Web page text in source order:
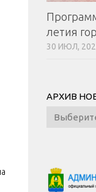
летия
30 ИЮЛ,
АРХИВ
Архив
новостей